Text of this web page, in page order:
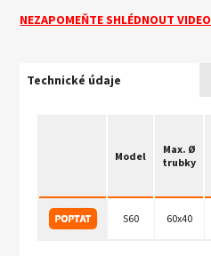
NEZAPOMEŇTE SHLÉDNOUT VIDEO
Technické údaje
Model
Max. Ø
trubky
S60 60x40